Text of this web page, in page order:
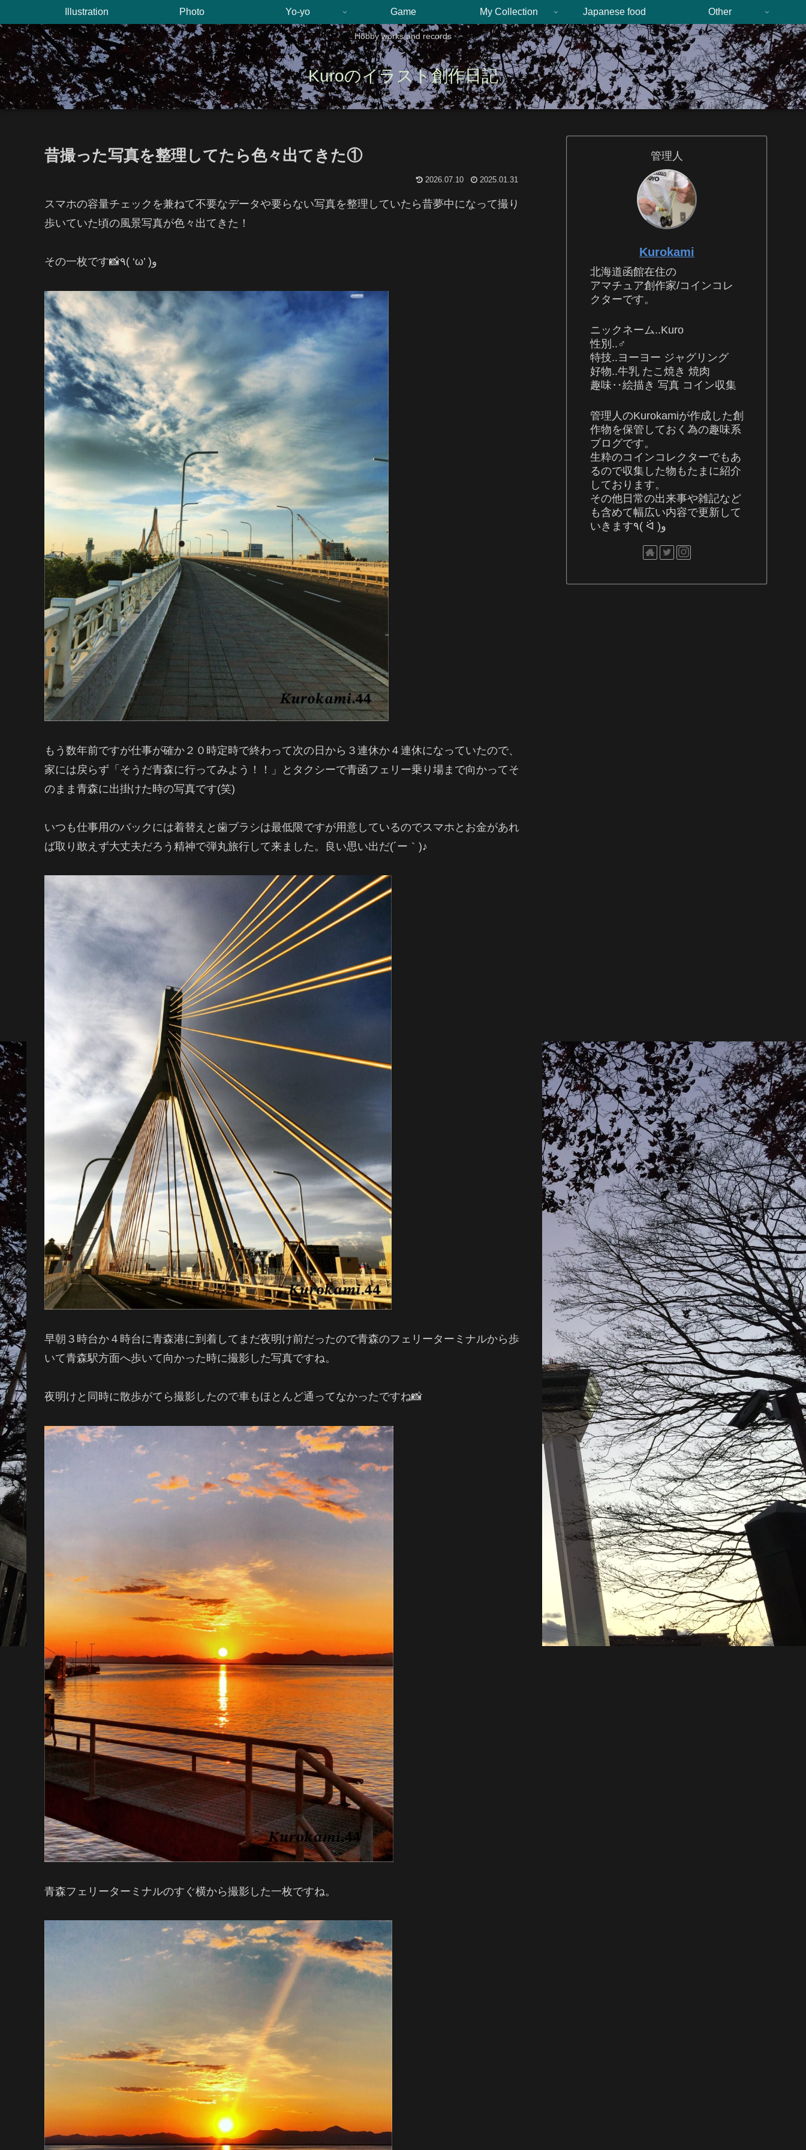
Hobby works and records
Kuroのイラスト創作日記
Illustration Photo Yo-yo Game My Collection Japanese food Other
昔撮った写真を整理してたら色々出てきた①
2026.07.10 2025.01.31
スマホの容量チェックを兼ねて不要なデータや要らない写真を整理していたら昔夢中になって撮り
歩いていた頃の風景写真が色々出てきた！
その一枚です📸٩( ‘ω’ )و
もう数年前ですが仕事が確か２０時定時で終わって次の日から３連休か４連休になっていたので、
家には戻らず「そうだ青森に行ってみよう！！」とタクシーで青函フェリー乗り場まで向かってそ
のまま青森に出掛けた時の写真です(笑)
いつも仕事用のバックには着替えと歯ブラシは最低限ですが用意しているのでスマホとお金があれ
ば取り敢えず大丈夫だろう精神で弾丸旅行して来ました。良い思い出だ(´ー｀)♪
早朝３時台か４時台に青森港に到着してまだ夜明け前だったので青森のフェリーターミナルから歩
いて青森駅方面へ歩いて向かった時に撮影した写真ですね。
夜明けと同時に散歩がてら撮影したので車もほとんど通ってなかったですね📸
青森フェリーターミナルのすぐ横から撮影した一枚ですね。
管理人
Kurokami
北海道函館在住の
アマチュア創作家/コインコレ
クターです。
ニックネーム..Kuro
性別..♂
特技..ヨーヨー ジャグリング
好物..牛乳 たこ焼き 焼肉
趣味‥絵描き 写真 コイン収集
管理人のKurokamiが作成した創
作物を保管しておく為の趣味系
ブログです。
生粋のコインコレクターでもあ
るので収集した物もたまに紹介
しております。
その他日常の出来事や雑記など
も含めて幅広い内容で更新して
いきます٩( ᐛ )و